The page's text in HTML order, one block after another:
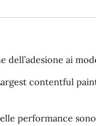
dell’adesione ai
contentful
performance